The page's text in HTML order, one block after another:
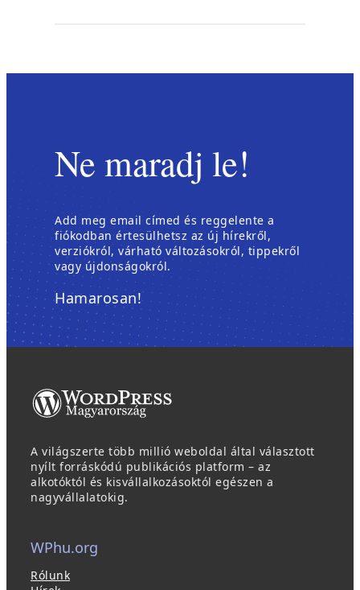
Ne maradj le!
Add meg email címed és reggelente a
fiókodban értesülhetsz az új hírekről,
verziókról, várható változásokról, tippekről
vagy újdonságokról.
Hamarosan!
A világszerte több millió weboldal által választott
nyílt forráskódú publikációs platform – az
alkotóktól és kisvállalkozásoktól egészen a
nagyvállalatokig.
WPhu.org
Rólunk